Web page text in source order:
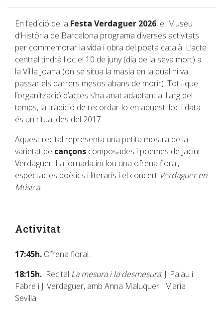
En l’edició de la Festa Verdaguer 2026, el Museu
d’Història de Barcelona programa diverses activitats
per commemorar la vida i obra del poeta català. L’acte
central tindrà lloc el 10 de juny (dia de la seva mort) a
la Vil·la Joana (on se situa la masia en la qual hi va
passar els darrers mesos abans de morir). Tot i que
l’organització d’actes s’ha anat adaptant al llarg del
temps, la tradició de recordar-lo en aquest lloc i data
és un ritual des del 2017.
Aquest recital representa una petita mostra de la
varietat de cançons composades i poemes de Jacint
Verdaguer. La jornada inclou una ofrena floral,
espectacles poètics i literaris i el concert Verdaguer en
Música.
Activitat
17:45h. Ofrena floral.
18:15h. Recital La mesura i la desmesura: J. Palau i
Fabre i J. Verdaguer, amb Anna Maluquer i Maria
Sevilla.